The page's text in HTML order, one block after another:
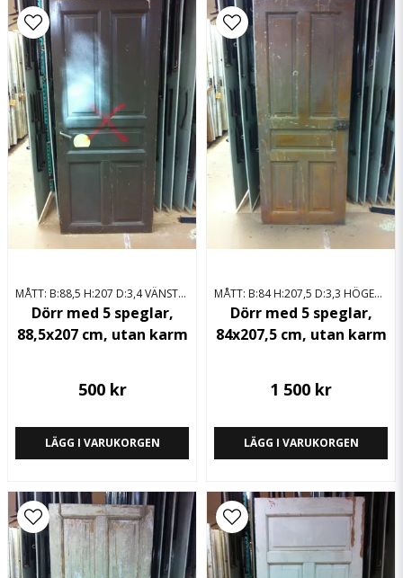
email
Mejladress
Ja, ni får publicera min fråga
Skicka fråga
MÅTT: B:88,5 H:207 D:3,4 VÄNSTERHÄNGD
Dörr med 5 speglar,
88,5x207 cm, utan karm
500 kr
LÄGG I VARUKORGEN
MÅTT: B:84 H:207,5 D:3,3 HÖGERHÄNGD
Dörr med 5 speglar,
84x207,5 cm, utan karm
1 500 kr
LÄGG I VARUKORGEN